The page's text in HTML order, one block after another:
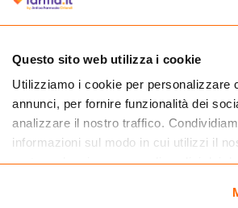
Questo sito web utilizza i cookie
Utilizziamo i cookie per personalizzare
annunci, per fornire funzionalità dei
analizzare il nostro traffico.
informazioni sul modo in cui utilizzi il
partner che si occupano di analisi dei
informazioni che hai fornito loro o che
medicinali.